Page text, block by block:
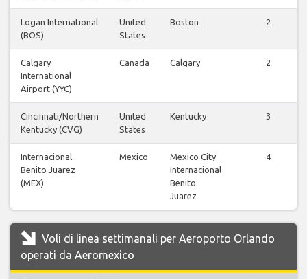
Logan International
(BOS)
United
States
Boston 2
Calgary
International
Airport (YYC)
Canada Calgary 2
Cincinnati/Northern
Kentucky (CVG)
United
States
Kentucky 3
Internacional
Benito Juarez
(MEX)
Mexico
Mexico City
Internacional
Benito
Juarez
4
Voli di linea settimanali per Aeroporto Orlando
operati da Aeromexico